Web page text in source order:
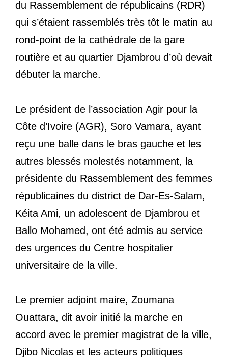
du Rassemblement de républicains (RDR)
qui s’étaient rassemblés très tôt le matin au
rond-point de la cathédrale de la gare
routière et au quartier Djambrou d’où devait
débuter la marche.
Le président de l’association Agir pour la
Côte d’Ivoire (AGR), Soro Vamara, ayant
reçu une balle dans le bras gauche et les
autres blessés molestés notamment, la
présidente du Rassemblement des femmes
républicaines du district de Dar-Es-Salam,
Kéita Ami, un adolescent de Djambrou et
Ballo Mohamed, ont été admis au service
des urgences du Centre hospitalier
universitaire de la ville.
Le premier adjoint maire, Zoumana
Ouattara, dit avoir initié la marche en
accord avec le premier magistrat de la ville,
Djibo Nicolas et les acteurs politiques